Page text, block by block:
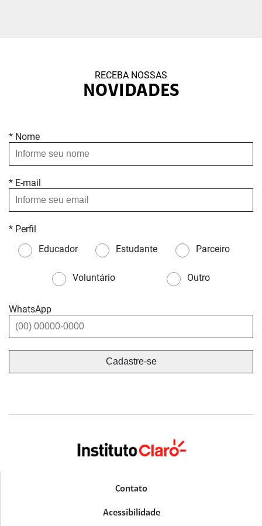
RECEBA NOSSAS
NOVIDADES
* Nome
* E-mail
* Perfil
Educador
Estudante Parceiro
Voluntário Outro
WhatsApp
Contato
Acessibilidade